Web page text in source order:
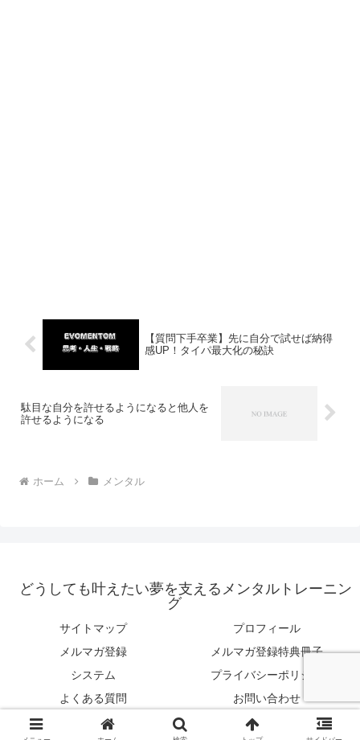
【質問下手卒業】先に自分で試せば納得
感UP！タイパ最大化の秘訣
駄目な自分を許せるようになると他人を
許せるようになる
ホーム メンタル
どうしても叶えたい夢を支えるメンタルトレーニン
グ
サイトマップ
プロフィール
メルマガ登録
メルマガ登録特典冊子
システム
プライバシーポリシー
よくある質問
お問い合わせ
© 2020 どうしても叶えたい夢を支えるメンタルトレーニング.